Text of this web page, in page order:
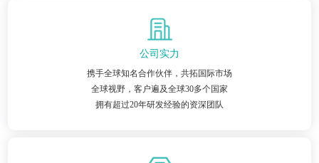
公司实力
携手全球知名合作伙伴，共拓国际市场
全球视野，客户遍及全球30多个国家
拥有超过20年研发经验的资深团队